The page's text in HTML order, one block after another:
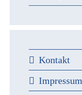
Kontakt
Impressum